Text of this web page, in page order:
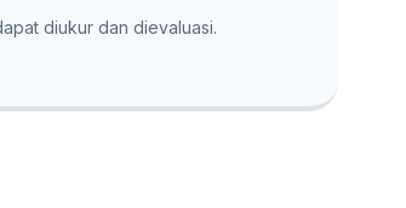
diukur dan dievaluasi.